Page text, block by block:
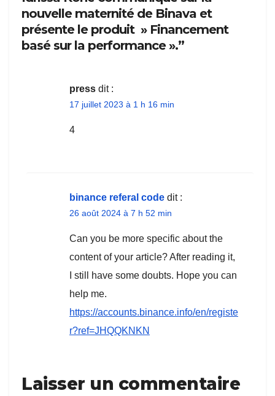
nouvelle maternité de Binava et
présente le produit » Financement
basé sur la performance ».”
press dit :
17 juillet 2023 à 1 h 16 min
4
binance referal code dit :
26 août 2024 à 7 h 52 min
Can you be more specific about the
content of your article? After reading it,
I still have some doubts. Hope you can
help me.
https://accounts.binance.info/en/registe
r?ref=JHQQKNKN
Laisser un commentaire